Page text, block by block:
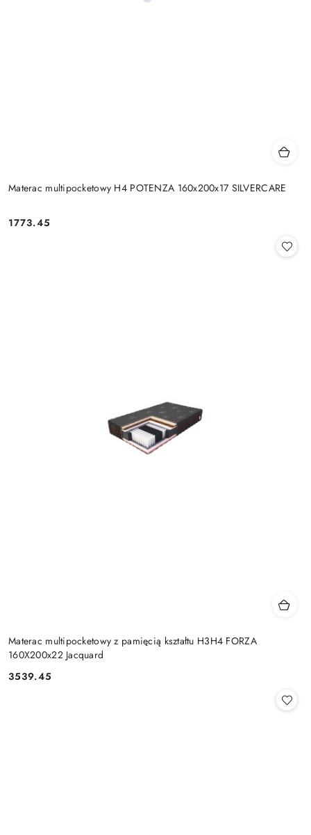
Materac multipocketowy H4 POTENZA 160x200x17 SILVERCARE
Cena:
1773.45
Materac multipocketowy z pamięcią kształtu H3H4 FORZA
160X200x22 Jacquard
Cena:
3539.45